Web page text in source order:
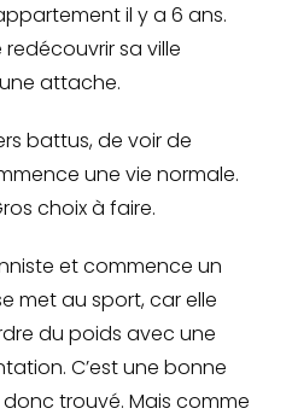
il y a 6 ans.
sa ville
attache.
battus, de voir de
une vie normale.
choix à faire.
et commence un
met au sport, car elle
du poids avec une
C’est une bonne
trouvé. Mais comme